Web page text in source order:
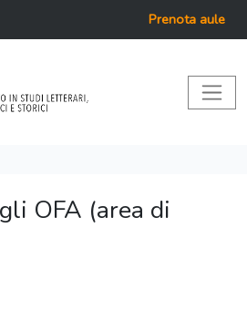
Prenota aule
OFA (area di